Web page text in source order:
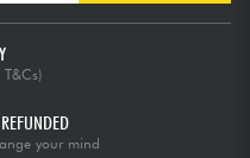
T&Cs)
your mind